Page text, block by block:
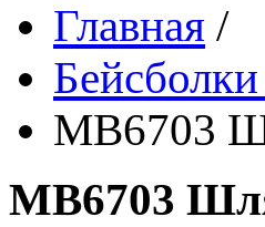
Главная /
MB6703
MB6703